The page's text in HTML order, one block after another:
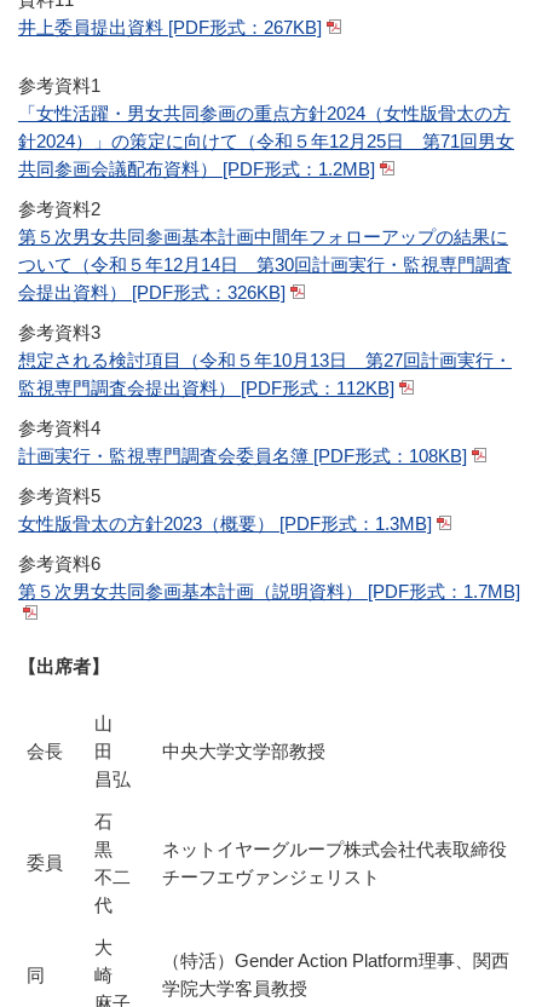
井上委員提出資料 [PDF形式：267KB]
参考資料1
「女性活躍・男女共同参画の重点方針2024（女性版骨太の方
針2024）」の策定に向けて（令和５年12月25日 第71回男女
共同参画会議配布資料） [PDF形式：1.2MB]
参考資料2
第５次男女共同参画基本計画中間年フォローアップの結果に
ついて（令和５年12月14日 第30回計画実行・監視専門調査
会提出資料） [PDF形式：326KB]
参考資料3
想定される検討項目（令和５年10月13日 第27回計画実行・
監視専門調査会提出資料） [PDF形式：112KB]
参考資料4
計画実行・監視専門調査会委員名簿 [PDF形式：108KB]
参考資料5
女性版骨太の方針2023（概要） [PDF形式：1.3MB]
参考資料6
第５次男女共同参画基本計画（説明資料） [PDF形式：1.7MB]
【出席者】
会長
山
田
昌弘
中央大学文学部教授
委員
石
黒
不二
代
ネットイヤーグループ株式会社代表取締役
チーフエヴァンジェリスト
同
大
崎
麻子
（特活）Gender Action Platform理事、関西
学院大学客員教授